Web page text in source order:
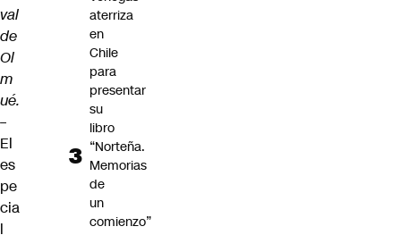
val
de
Ol
m
ué.
–
El
es
pe
cia
l
aterriza
en
Chile
para
presentar
su
libro
“Norteña.
Memorias
de
un
comienzo”